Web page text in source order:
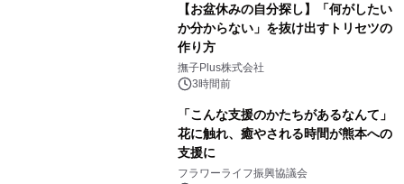
【お盆休みの自分探し】「何がしたい
か分からない」を抜け出すトリセツの
作り方
撫子Plus株式会社
3時間前
「こんな支援のかたちがあるなんて」
花に触れ、癒やされる時間が熊本への
支援に
フラワーライフ振興協議会